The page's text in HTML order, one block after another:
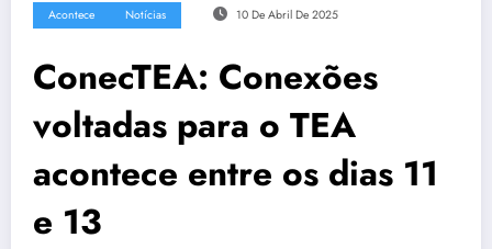
Acontece Notícias 10 De Abril De 2025
ConecTEA: Conexões
voltadas para o TEA
acontece entre os dias 11
e 13